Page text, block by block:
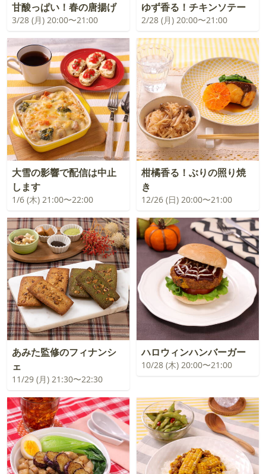
甘酸っぱい！春の唐揚げ
3/28 (月) 20:00〜21:00
ゆず香る！チキンソテー
2/28 (月) 20:00〜21:00
大雪の影響で配信は中止
します
1/6 (木) 21:00〜22:00
柑橘香る！ぶりの照り焼
き
12/26 (日) 20:00〜21:00
あみた監修のフィナンシ
ェ
11/29 (月) 21:30〜22:30
ハロウィンハンバーガー
10/28 (木) 20:00〜21:00